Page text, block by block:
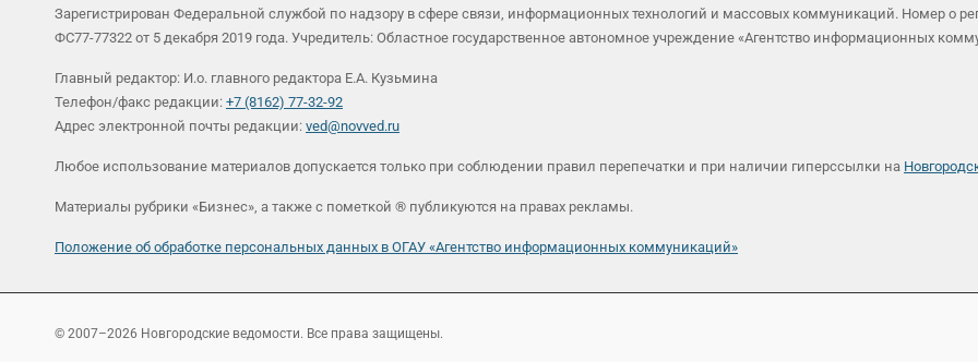
Зарегистрирован Федеральной службой по надзору в сфере связи, информационных технологий и массовых коммуникаций. Номер о
ФС77-77322 от 5 декабря 2019 года. Учредитель: Областное государственное автономное учреждение «Агентство информационных
Главный редактор: И.о. главного редактора Е.А. Кузьмина
Телефон/факс редакции: +7 (8162) 77-32-92
Адрес электронной почты редакции: ved@novved.ru
Любое использование материалов допускается только при соблюдении правил перепечатки и при наличии гиперссылки на
Материалы рубрики «Бизнес», а также с пометкой ® публикуются на правах рекламы.
Положение об обработке персональных данных в ОГАУ «Агентство информационных коммуникаций»
© 2007–2026 Новгородские ведомости. Все права защищены.